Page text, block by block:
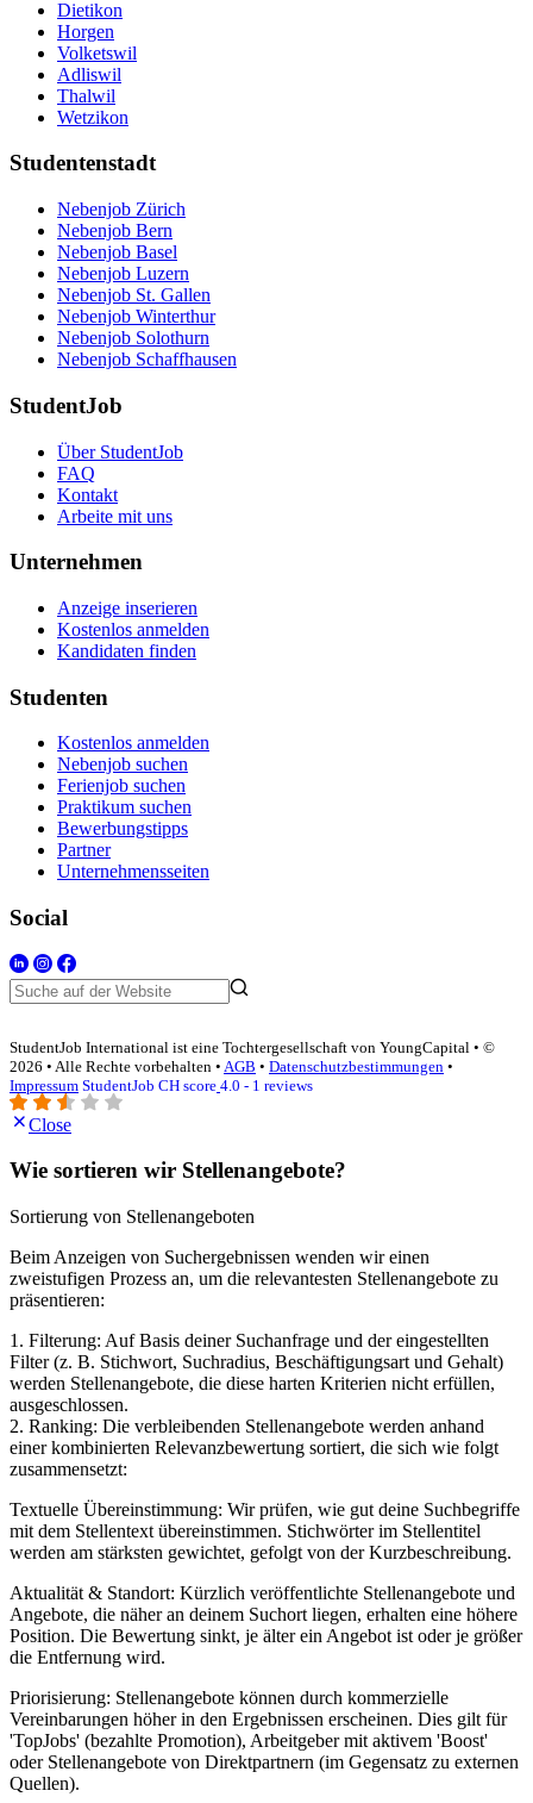
Dietikon
Horgen
Volketswil
Adliswil
Thalwil
Wetzikon
Studentenstadt
Nebenjob Zürich
Nebenjob Bern
Nebenjob Basel
Nebenjob Luzern
Nebenjob St. Gallen
Nebenjob Winterthur
Nebenjob Solothurn
Nebenjob Schaffhausen
StudentJob
Über StudentJob
FAQ
Kontakt
Arbeite mit uns
Unternehmen
Anzeige inserieren
Kostenlos anmelden
Kandidaten finden
Studenten
Kostenlos anmelden
Nebenjob suchen
Ferienjob suchen
Praktikum suchen
Bewerbungstipps
Partner
Unternehmensseiten
Social
StudentJob International ist eine Tochtergesellschaft von YoungCapital • ©
2026 • Alle Rechte vorbehalten • AGB • Datenschutzbestimmungen •
Impressum StudentJob CH score 4.0 - 1 reviews
Close
Wie sortieren wir Stellenangebote?
Sortierung von Stellenangeboten
Beim Anzeigen von Suchergebnissen wenden wir einen
zweistufigen Prozess an, um die relevantesten Stellenangebote zu
präsentieren:
1. Filterung: Auf Basis deiner Suchanfrage und der eingestellten
Filter (z. B. Stichwort, Suchradius, Beschäftigungsart und Gehalt)
werden Stellenangebote, die diese harten Kriterien nicht erfüllen,
ausgeschlossen.
2. Ranking: Die verbleibenden Stellenangebote werden anhand
einer kombinierten Relevanzbewertung sortiert, die sich wie folgt
zusammensetzt:
Textuelle Übereinstimmung: Wir prüfen, wie gut deine Suchbegriffe
mit dem Stellentext übereinstimmen. Stichwörter im Stellentitel
werden am stärksten gewichtet, gefolgt von der Kurzbeschreibung.
Aktualität & Standort: Kürzlich veröffentlichte Stellenangebote und
Angebote, die näher an deinem Suchort liegen, erhalten eine höhere
Position. Die Bewertung sinkt, je älter ein Angebot ist oder je größer
die Entfernung wird.
Priorisierung: Stellenangebote können durch kommerzielle
Vereinbarungen höher in den Ergebnissen erscheinen. Dies gilt für
'TopJobs' (bezahlte Promotion), Arbeitgeber mit aktivem 'Boost'
oder Stellenangebote von Direktpartnern (im Gegensatz zu externen
Quellen).